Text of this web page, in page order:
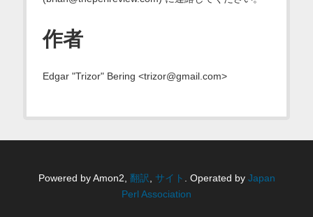
作者
Edgar "Trizor" Bering <trizor@gmail.com>
Powered by Amon2, 翻訳, サイト . Operated by Japan
Perl Association